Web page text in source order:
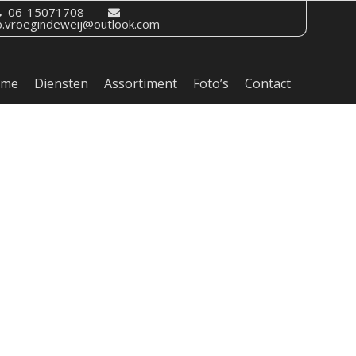
06-15071708
Diensten Assortiment Foto’s Contact